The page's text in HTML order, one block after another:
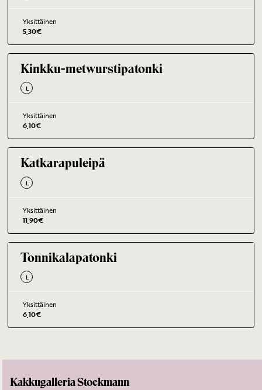
Yksittäinen
5,30€
Kinkku-metwurstipatonki
L
Yksittäinen
6,10€
Katkarapuleipä
L
Yksittäinen
11,90€
Tonnikalapatonki
L
Yksittäinen
6,10€
Kakkugalleria Stockmann